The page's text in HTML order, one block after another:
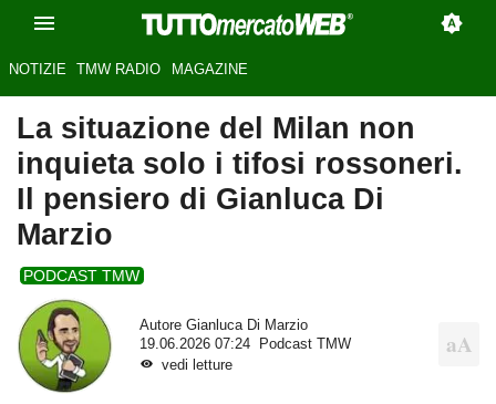
NOTIZIE TMW RADIO MAGAZINE
La situazione del Milan non
inquieta solo i tifosi rossoneri.
Il pensiero di Gianluca Di
Marzio
PODCAST TMW
Autore Gianluca Di Marzio
19.06.2026 07:24
Podcast TMW
vedi letture